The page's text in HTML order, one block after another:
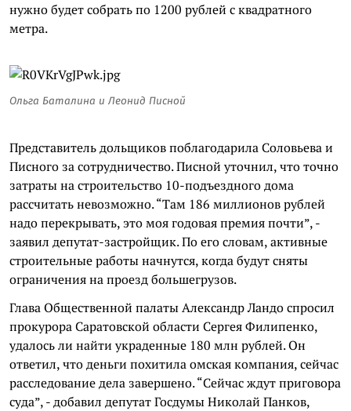
нужно будет собрать по 1200 рублей с квадратного
метра.
Ольга Баталина и Леонид Писной
Представитель дольщиков поблагодарила Соловьева и
Писного за сотрудничество. Писной уточнил, что точно
затраты на строительство 10-подъездного дома
рассчитать невозможно. “Там 186 миллионов рублей
надо перекрывать, это моя годовая премия почти”, -
заявил депутат-застройщик. По его словам, активные
строительные работы начнутся, когда будут сняты
ограничения на проезд большегрузов.
Глава Общественной палаты Александр Ландо спросил
прокурора Саратовской области Сергея Филипенко,
удалось ли найти украденные 180 млн рублей. Он
ответил, что деньги похитила омская компания, сейчас
расследование дела завершено. “Сейчас ждут приговора
суда”, - добавил депутат Госдумы Николай Панков,